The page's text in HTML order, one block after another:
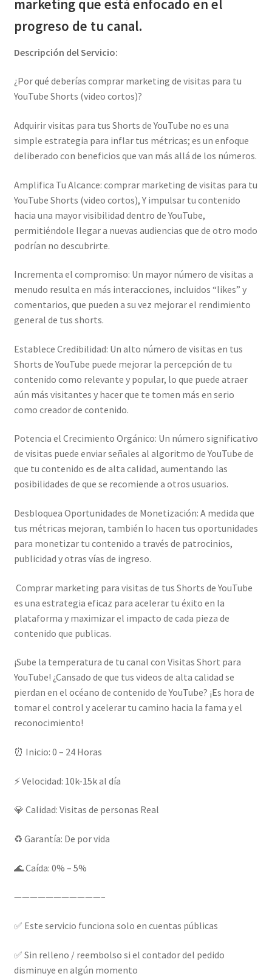
marketing que está enfocado en el
progreso de tu canal.
Descripción del Servicio:
¿Por qué deberías comprar marketing de visitas para tu
YouTube Shorts (video cortos)?
Adquirir visitas para tus Shorts de YouTube no es una
simple estrategia para inflar tus métricas; es un enfoque
deliberado con beneficios que van más allá de los números.
Amplifica Tu Alcance: comprar marketing de visitas para tu
YouTube Shorts (video cortos), Y impulsar tu contenido
hacia una mayor visibilidad dentro de YouTube,
permitiéndole llegar a nuevas audiencias que de otro modo
podrían no descubrirte.
Incrementa el compromiso: Un mayor número de visitas a
menudo resulta en más interacciones, incluidos “likes” y
comentarios, que pueden a su vez mejorar el rendimiento
general de tus shorts.
Establece Credibilidad: Un alto número de visitas en tus
Shorts de YouTube puede mejorar la percepción de tu
contenido como relevante y popular, lo que puede atraer
aún más visitantes y hacer que te tomen más en serio
como creador de contenido.
Potencia el Crecimiento Orgánico: Un número significativo
de visitas puede enviar señales al algoritmo de YouTube de
que tu contenido es de alta calidad, aumentando las
posibilidades de que se recomiende a otros usuarios.
Desbloquea Oportunidades de Monetización: A medida que
tus métricas mejoran, también lo hacen tus oportunidades
para monetizar tu contenido a través de patrocinios,
publicidad y otras vías de ingreso.
Comprar marketing para visitas de tus Shorts de YouTube
es una estrategia eficaz para acelerar tu éxito en la
plataforma y maximizar el impacto de cada pieza de
contenido que publicas.
¡Sube la temperatura de tu canal con Visitas Short para
YouTube! ¿Cansado de que tus videos de alta calidad se
pierdan en el océano de contenido de YouTube? ¡Es hora de
tomar el control y acelerar tu camino hacia la fama y el
reconocimiento!
⏰ Inicio: 0 – 24 Horas
⚡ Velocidad: 10k-15k al día
💎 Calidad: Visitas de personas Real
♻️ Garantía: De por vida
🌊 Caída: 0% – 5%
———————————–
✅ Este servicio funciona solo en cuentas públicas
✅ Sin relleno / reembolso si el contador del pedido
disminuye en algún momento